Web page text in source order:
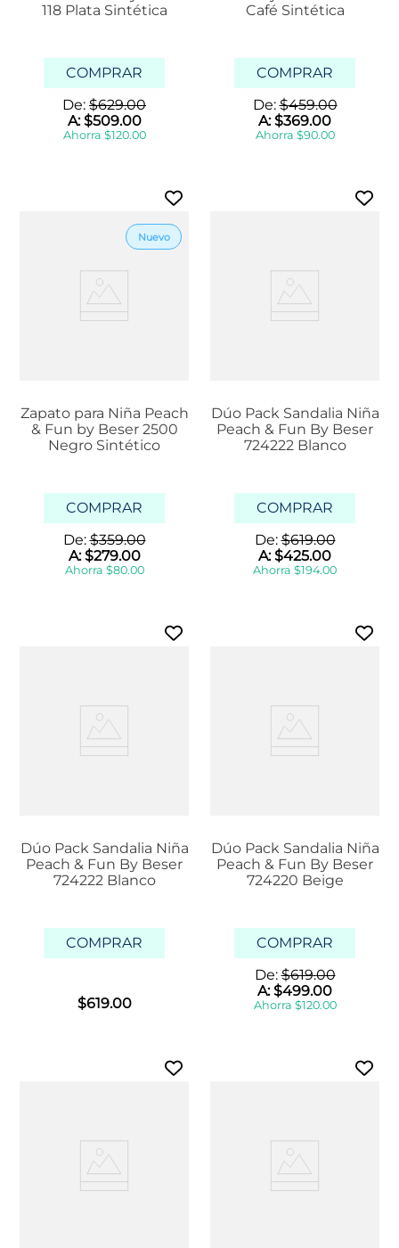
118 Plata Sintética
COMPRAR
De: $629.00
A:$509.00
Ahorra $120.00
Café Sintética
COMPRAR
De:$459.00
A:$369.00
Ahorra $90.00
Zapato para Niña Peach
& Fun by Beser 2500
Negro Sintético
COMPRAR
De:$359.00
A:$279.00
Ahorra $80.00
Dúo Pack Sandalia Niña
Peach & Fun By Beser
724222 Blanco
COMPRAR
De:$619.00
A:$425.00
Ahorra $194.00
Dúo Pack Sandalia Niña
Peach & Fun By Beser
724222 Blanco
COMPRAR
$619.00
Dúo Pack Sandalia Niña
Peach & Fun By Beser
724220 Beige
COMPRAR
De:$619.00
A:$499.00
Ahorra $120.00